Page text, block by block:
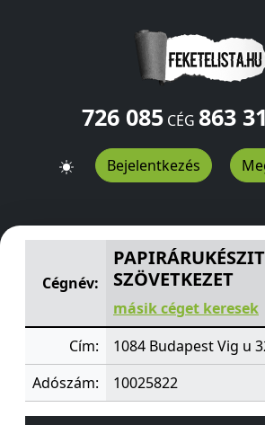
726 085CÉG 863
Bejelentkezés
PAPIRÁRUKÉSZITÖ IPARI
Cégnév:
SZÖVETKEZET
másik céget keresek
Cím:
1084 Budapest Vig u
Adószám:
10025822